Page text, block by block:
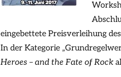
eingebettete Preisverleihung des
In der Kategorie
Heroes – and the Fate of Rock